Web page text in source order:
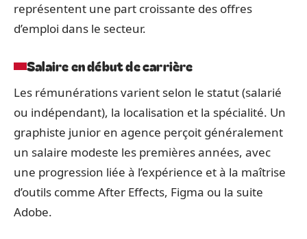
représentent une part croissante des offres
d’emploi dans le secteur.
Salaire en début de carrière
Les rémunérations varient selon le statut (salarié
ou indépendant), la localisation et la spécialité. Un
graphiste junior en agence perçoit généralement
un salaire modeste les premières années, avec
une progression liée à l’expérience et à la maîtrise
d’outils comme After Effects, Figma ou la suite
Adobe.